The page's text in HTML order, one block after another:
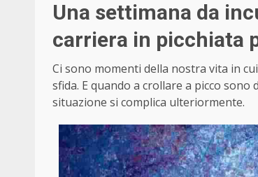
Una settimana da
carriera in picchiata
Ci sono momenti della nostra vita in
sfida. E quando a crollare a picco
situazione si complica ulteriormente.